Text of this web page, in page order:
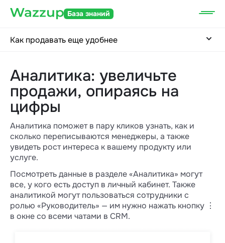
База знаний
Как продавать еще удобнее
Аналитика: увеличьте
продажи, опираясь на
цифры
Аналитика поможет в пару кликов узнать, как и
сколько переписываются менеджеры, а также
увидеть рост интереса к вашему продукту или
услуге.
Посмотреть данные в разделе «Аналитика» могут
все, у кого есть доступ в личный кабинет. Также
аналитикой могут пользоваться сотрудники с
ролью «Руководитель» — им нужно нажать кнопку ⋮
в окне со всеми чатами в CRM.